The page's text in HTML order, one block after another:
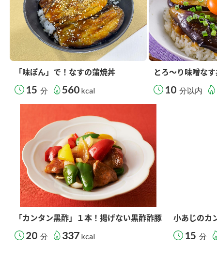
「味ぽん」で！なすの蒲焼丼
15 分 560 kcal
とろ～り味噌な
10 分以内
「カンタン黒酢」１本！揚げない黒酢酢豚
20 分 337 kcal
小あじのカ
15 分